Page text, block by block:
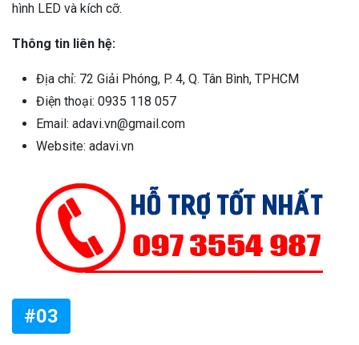
hình LED và kích cỡ.
Thông tin liên hệ:
Địa chỉ: 72 Giải Phóng, P. 4, Q. Tân Bình, TPHCM
Điện thoại: 0935 118 057
Email: adavi.vn@gmail.com
Website: adavi.vn
#03